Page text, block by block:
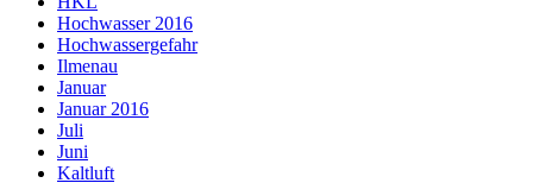
Hochwasser 2016
Hochwassergefahr
Ilmenau
Januar
Januar 2016
Juli
Juni
Kaltluft